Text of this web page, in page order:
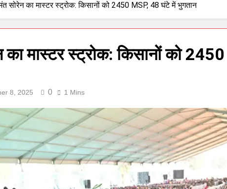
सोरेन का मास्टर स्ट्रोक: किसानों को 2450 MSP, 48 घंटे में भुगतान
का मास्टर स्ट्रोक: किसानों को
8, 2025 0 1 Mins